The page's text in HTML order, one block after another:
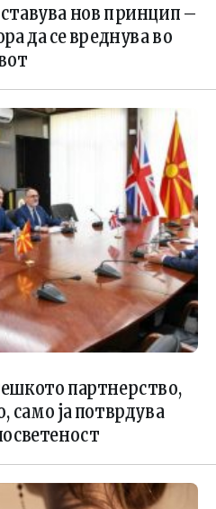
нов принцип –
да се вреднува во
партнерство,
само ја потврдува